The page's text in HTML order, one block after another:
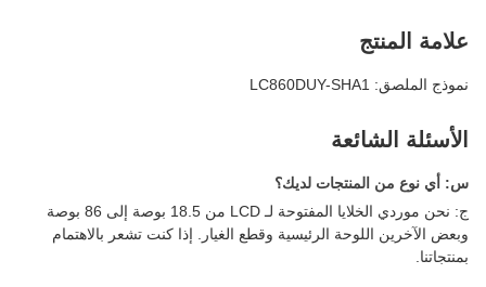
علامة المنتج
نموذج الملصق: LC860DUY-SHA1
الأسئلة الشائعة
س: أي نوع من المنتجات لديك؟
ج: نحن موردي الخلايا المفتوحة لـ LCD من 18.5 بوصة إلى 86 بوصة
وبعض الآخرين اللوحة الرئيسية وقطع الغيار. إذا كنت تشعر بالاهتمام
بمنتجاتنا.